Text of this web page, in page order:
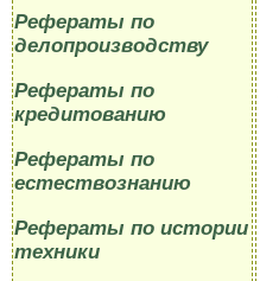
Рефераты по
делопроизводству
Рефераты по
кредитованию
Рефераты по
естествознанию
Рефераты по истории
техники